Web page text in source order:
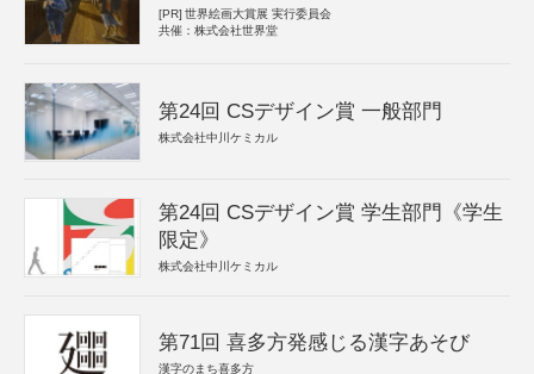
[PR] 世界絵画大賞展 実行委員会
共催：株式会社世界堂
第24回 CSデザイン賞 一般部門
株式会社中川ケミカル
第24回 CSデザイン賞 学生部門《学生
限定》
株式会社中川ケミカル
第71回 喜多方発感じる漢字あそび
漢字のまち喜多方